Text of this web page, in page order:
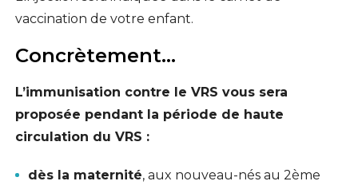
vaccination de votre enfant.
Concrètement…
L’immunisation contre le VRS vous sera
proposée pendant la période de haute
circulation du VRS :
dès la maternité, aux nouveau-nés au 2ème